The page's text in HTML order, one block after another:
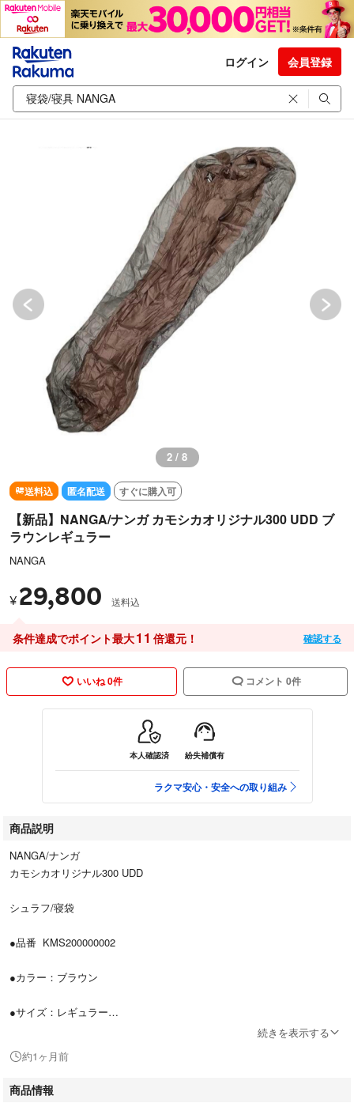
ログイン 会員登録
2 / 8
送料込 匿名配送 すぐに購入可
【新品】NANGA/ナンガ カモシカオリジナル300 UDD ブ
ラウンレギュラー
NANGA
¥ 29,800 送料込
条件達成でポイント最大11 倍還元！ 確認する
いいね 0件 コメント 0件
本人確認済 紛失補償有
ラクマ安心・安全への取り組み
商品説明
NANGA/ナンガ
カモシカオリジナル300 UDD
シュラフ/寝袋
●品番 KMS200000002
●カラー：ブラウン
●サイズ：レギュラー
収納時(実寸)：約(全長 29×直径 13)cm
●状態：
続きを表示する
約1ヶ月前
商品情報